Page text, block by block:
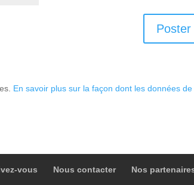
En savoir plus sur la façon dont les données
vous Nous contacter Nos